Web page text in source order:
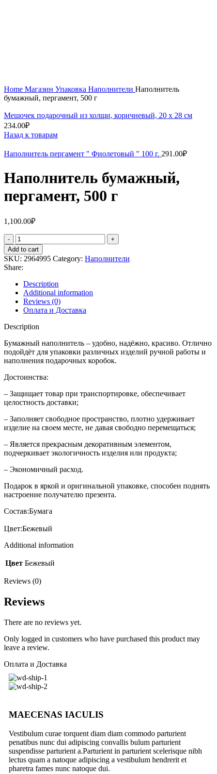
Home Магазин Упаковка Наполнители Наполнитель
бумажный, пергамент, 500 г
Мешочек подарочный из холщи, коричневый, 20 х 28 см
234.00₽
Назад к товарам
Наполнитель пергамент " Фиолетовый " 100 г. 291.00₽
Наполнитель бумажный,
пергамент, 500 г
1,100.00₽
Add to cart
SKU: 2964995 Category: Наполнители
Share:
Description
Additional information
Reviews (0)
Оплата и Доставка
Description
Бумажный наполнитель – удобно, надёжно, красиво. Отлично
подойдёт для упаковки различных изделий ручной работы и
наполнения подарочных коробок.
Достоинства:
– Защищает товар при транспортировке, обеспечивает
целостность доставки;
– Заполняет свободное пространство, плотно удерживает
изделие на своем месте, не давая свободно перемещаться;
– Является прекрасным декоративным элементом,
подчеркивает экологичность изделия или продукта;
– Экономичный расход.
Подарок в яркой и оригинальной упаковке, способен поднять
настроение получателю презента.
Состав:Бумага
Цвет:Бежевый
Additional information
Цвет Бежевый
Reviews (0)
Reviews
There are no reviews yet.
Only logged in customers who have purchased this product may
leave a review.
Оплата и Доставка
MAECENAS IACULIS
Vestibulum curae torquent diam diam commodo parturient
penatibus nunc dui adipiscing convallis bulum parturient
suspendisse parturient a.Parturient in parturient scelerisque nibh
lectus quam a natoque adipiscing a vestibulum hendrerit et
pharetra fames nunc natoque dui.